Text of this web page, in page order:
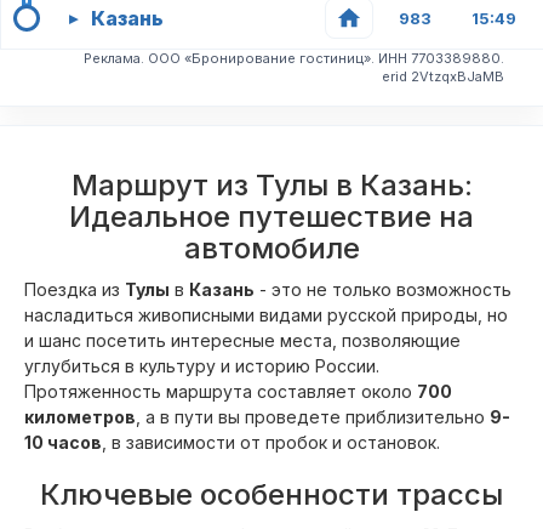
▸ Казань 983 15:49
Реклама. ООО «Бронирование гостиниц». ИНН 7703389880.
erid 2VtzqxBJaMB
Маршрут из Тулы в Казань:
Идеальное путешествие на
автомобиле
Поездка из Тулы в Казань - это не только возможность
насладиться живописными видами русской природы, но
и шанс посетить интересные места, позволяющие
углубиться в культуру и историю России.
Протяженность маршрута составляет около 700
километров , а в пути вы проведете приблизительно 9-
10 часов , в зависимости от пробок и остановок.
Ключевые особенности трассы